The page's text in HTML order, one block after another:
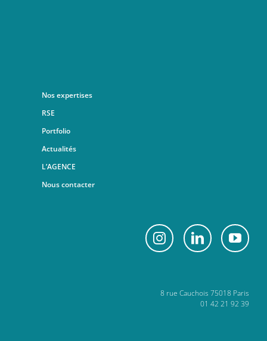
Nos expertises
RSE
Portfolio
Actualités
L’AGENCE
Nous contacter
8 rue Cauchois 75018 Paris
01 42 21 92 39